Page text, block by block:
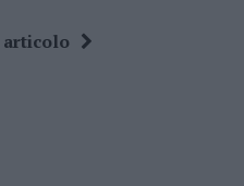
articolo